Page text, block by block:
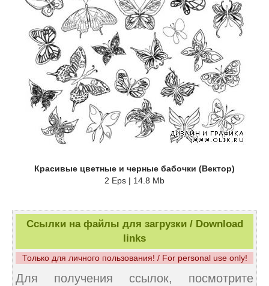
Красивые цветные и черные бабочки (Вектор)
2 Eps | 14.8 Mb
Ссылки на файлы для загрузки / Download
links
Только для личного пользования! / For personal use only!
Для получения ссылок, посмотрите